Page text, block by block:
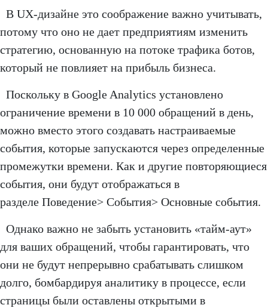
В UX-дизайне это соображение важно учитывать,
потому что оно не дает предприятиям изменить
стратегию, основанную на потоке трафика ботов,
который не повлияет на прибыль бизнеса.
Поскольку в Google Analytics установлено
ограничение времени в 10 000 обращений в день,
можно вместо этого создавать настраиваемые
события, которые запускаются через определенные
промежутки времени. Как и другие повторяющиеся
события, они будут отображаться в
разделе Поведение> События> Основные события.
Однако важно не забыть установить «тайм-аут»
для ваших обращений, чтобы гарантировать, что
они не будут непрерывно срабатывать слишком
долго, бомбардируя аналитику в процессе, если
страницы были оставлены открытыми в